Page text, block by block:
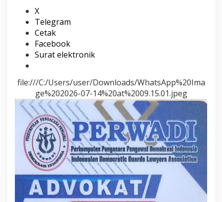
X
Telegram
Cetak
Facebook
Surat elektronik
file:///C:/Users/user/Downloads/WhatsApp%20Ima
ge%202026-07-14%20at%2009.15.01.jpeg